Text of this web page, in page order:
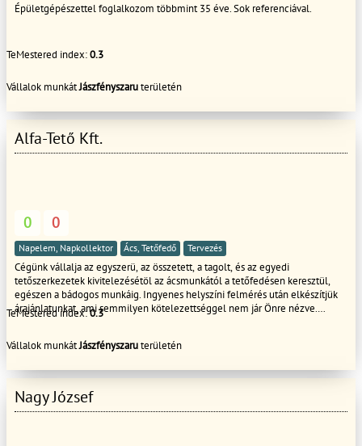
Épületgépészettel foglalkozom többmint 35 éve. Sok referenciával.
TeMestered index:0.3
Vállalok munkátJászfényszaruterületén
Alfa-Tető Kft.
0 0
Napelem, Napkollektor Ács, Tetőfedő Tervezés
Cégünk vállalja az egyszerü, az összetett, a tagolt, és az egyedi
tetőszerkezetek kivitelezésétöl az ácsmunkától a tetőfedésen keresztül,
egészen a bádogos munkáig. Ingyenes helyszíni felmérés után elkészítjük
árajánlatunkat, ami semmilyen kötelezettséggel nem jár Önre nézve.
és helyszínre szállításást is lebonyolítjuk.
TeMestered index:0.3
Vállalok munkátJászfényszaruterületén
Nagy József